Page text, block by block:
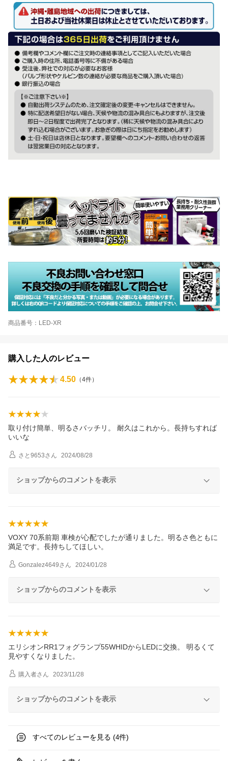
商品番号：LED-XR
購入した人のレビュー
4.50 （4件）
取り付け簡単、明るさバッチリ。 耐久はこれから。長持ちすれば
いいな
さと9653さん 2024/08/28
ショップからのコメントを表示
VOXY 70系前期 車検が心配でしたが通りました。明るさ色ともに
満足です。長持ちしてほしい。
Gonzalez4649さん 2024/01/28
ショップからのコメントを表示
エリシオンRR1フォグランプ55WHIDからLEDに交換。 明るくて
見やすくなりました。
購入者さん 2023/11/28
ショップからのコメントを表示
すべてのレビューを見る (4件)